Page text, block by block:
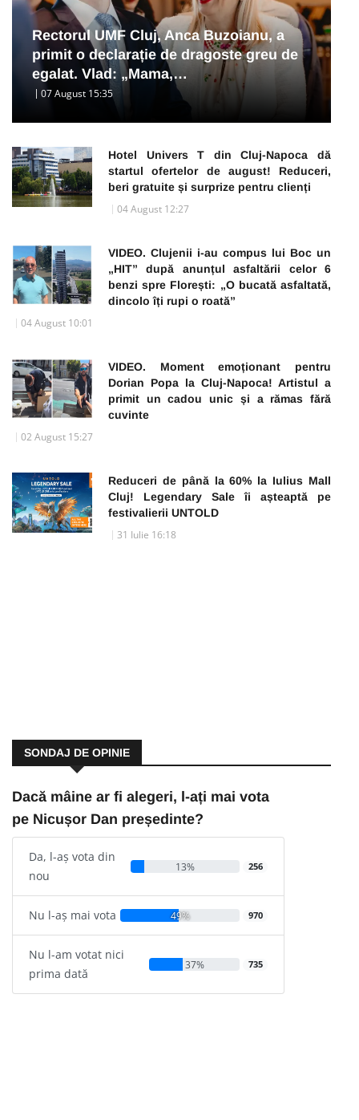
Rectorul UMF Cluj, Anca Buzoianu, a
primit o declarație de dragoste greu de
egalat. Vlad: „Mama,…
07 August 15:35
Hotel Univers T din Cluj-Napoca dă
startul ofertelor de august! Reduceri,
beri gratuite și surprize pentru clienți
04 August 12:27
VIDEO. Clujenii i-au compus lui Boc un
„HIT” după anunțul asfaltării celor 6
benzi spre Florești: „O bucată asfaltată,
dincolo îți rupi o roată”
04 August 10:01
VIDEO. Moment emoționant pentru
Dorian Popa la Cluj-Napoca! Artistul a
primit un cadou unic și a rămas fără
cuvinte
02 August 15:27
Reduceri de până la 60% la Iulius Mall
Cluj! Legendary Sale îi așteaptă pe
festivalierii UNTOLD
31 Iulie 16:18
SONDAJ DE OPINIE
Dacă mâine ar fi alegeri, l-ați mai vota
pe Nicușor Dan președinte?
Da, l-aș vota din
nou
13% 256
Nu l-aș mai vota 49% 970
Nu l-am votat nici
prima dată
37% 735